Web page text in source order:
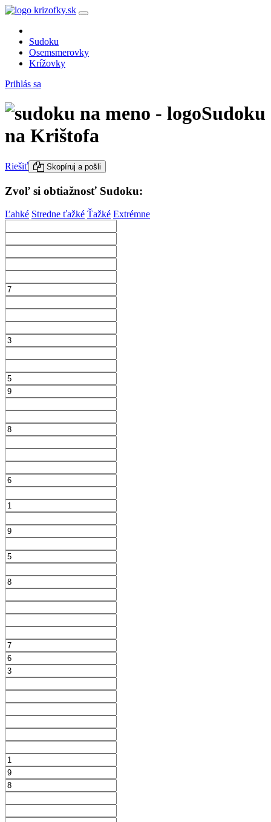
Sudoku
Osemsmerovky
Krížovky
Prihlás sa
Sudoku
na Krištofa
Riešiť Skopíruj a pošli
Zvoľ si obtiažnosť Sudoku:
Ľahké Stredne ťažké Ťažké Extrémne